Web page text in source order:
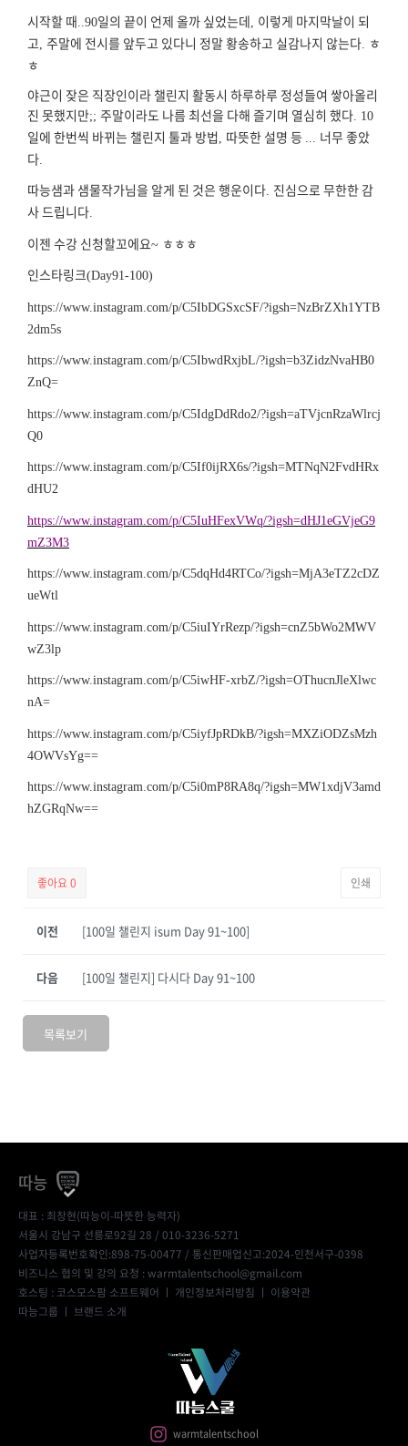
시작할 때..90일의 끝이 언제 올까 싶었는데, 이렇게 마지막날이 되
고, 주말에 전시를 앞두고 있다니 정말 황송하고 실감나지 않는다. ㅎ
ㅎ
야근이 잦은 직장인이라 챌린지 활동시 하루하루 정성들여 쌓아올리
진 못했지만;; 주말이라도 나름 최선을 다해 즐기며 열심히 했다 . 10
일에 한번씩 바뀌는 챌린지 툴과 방법 따뜻한 설명 등
너무 좋았
다
따능샘과 샘물작가님을 알게 된 것은 행운이다. 진심으로 무한한 감
사 드립니다.
이젠 수강 신청할꼬에요~ ㅎㅎㅎ
인스타링크(Day91-100)
https://www.instagram.com/p/C5IbDGSxcSF/?igsh=NzBrZXh1YTB
2dm5s
https://www.instagram.com/p/C5IbwdRxjbL/?igsh=b3ZidzNvaHB0
ZnQ=
https://www.instagram.com/p/C5IdgDdRdo2/?igsh=aTVjcnRzaWlrcj
Q0
https://www.instagram.com/p/C5If0ijRX6s/?igsh=MTNqN2FvdHRx
dHU2
https://www.instagram.com/p/C5IuHFexVWq/?igsh=dHJ1eGVjeG9
mZ3M3
https://www.instagram.com/p/C5dqHd4RTCo/?igsh=MjA3eTZ2cDZ
ueWtl
https://www.instagram.com/p/C5iuIYrRezp/?igsh=cnZ5bWo2MWV
wZ3lp
https://www.instagram.com/p/C5iwHF-xrbZ/?igsh=OThucnJleXlwc
nA=
https://www.instagram.com/p/C5iyfJpRDkB/?igsh=MXZiODZsMzh
4OWVsYg==
https://www.instagram.com/p/C5i0mP8RA8q/?igsh=MW1xdjV3amd
hZGRqNw==
좋아요0 인쇄
이전 [100일 챌린지 isum Day 91~100]
[100일 챌린지] 다시다 Day 91~100
다음
목록보기
따능
대표 : 최창현(따능이-따뜻한 능력자)
서울시 강남구 선릉로92길 28 / 010-3236-5271
사업자등록번호확인:898-75-00477 / 통신판매업신고:2024-인천서구-0398
비즈니스 협의 및 강의 요청 : warmtalentschool@gmail.com
호스팅 : 코스모스팜 소프트웨어 ㅣ 개인정보처리방침 ㅣ 이용약관
따능그룹 ㅣ 브랜드 소개
warmtalentschool